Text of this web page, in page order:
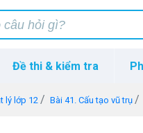
Đề thi & kiểm tra
lý lớp 12 Bài 41. Cấu tạo vũ trụ